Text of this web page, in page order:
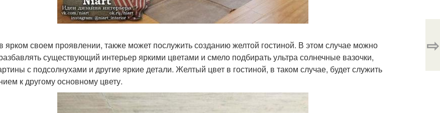
своем проявлении, также может послужить созданию желтой гостиной. В этом случае можно
существующий интерьер яркими цветами и смело подбирать ультра солнечные вазочки,
с подсолнухами и другие яркие детали. Желтый цвет в гостиной, в таком случае, будет служить
к другому основному цвету.
⇨